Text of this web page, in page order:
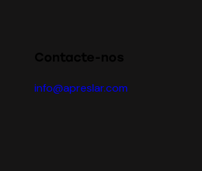
info@apreslar.com